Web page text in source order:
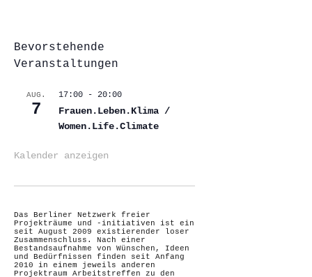
Bevorstehende
Veranstaltungen
AUG.
7
17:00 - 20:00
Frauen.Leben.Klima /
Women.Life.Climate
Kalender anzeigen
Das Berliner Netzwerk freier
Projekträume und -initiativen ist ein
seit August 2009 existierender loser
Zusammenschluss. Nach einer
Bestandsaufnahme von Wünschen, Ideen
und Bedürfnissen finden seit Anfang
2010 in einem jeweils anderen
Projektraum Arbeitstreffen zu den